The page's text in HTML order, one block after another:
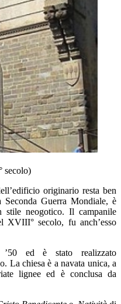
secolo)
originario resta ben
Guerra Mondiale, è
stile neogotico. Il campanile
XVIII° secolo, fu anch’esso
ed è stato realizzato
La chiesa è a navata unica, a
lignee ed è conclusa da